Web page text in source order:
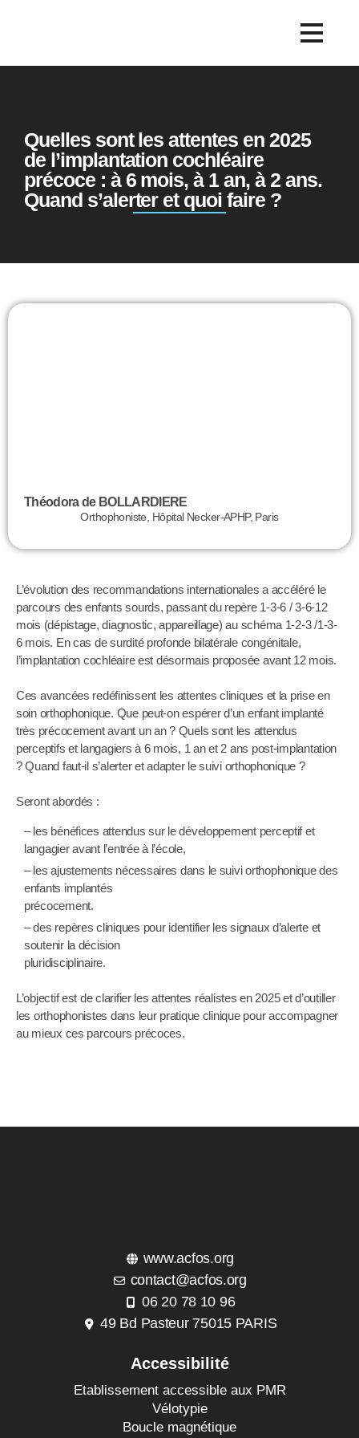
Quelles sont les attentes en 2025
de l’implantation cochléaire
précoce : à 6 mois, à 1 an, à 2 ans.
Quand s’alerter et quoi faire ?
Théodora de BOLLARDIERE
Orthophoniste, Hôpital Necker-APHP, Paris
L’évolution des recommandations internationales a accéléré le
parcours des enfants sourds, passant du repère 1-3-6 / 3-6-12
mois (dépistage, diagnostic, appareillage) au schéma 1-2-3 /1-3-
6 mois. En cas de surdité profonde bilatérale congénitale,
l’implantation cochléaire est désormais proposée avant 12 mois.
Ces avancées redéfinissent les attentes cliniques et la prise en
soin orthophonique. Que peut-on espérer d’un enfant implanté
très précocement avant un an ? Quels sont les attendus
perceptifs et langagiers à 6 mois, 1 an et 2 ans post-implantation
? Quand faut-il s’alerter et adapter le suivi orthophonique ?
Seront abordés :
– les bénéfices attendus sur le développement perceptif et
langagier avant l’entrée à l’école,
– les ajustements nécessaires dans le suivi orthophonique des
enfants implantés
précocement.
– des repères cliniques pour identifier les signaux d’alerte et
soutenir la décision
pluridisciplinaire.
L’objectif est de clarifier les attentes réalistes en 2025 et d’outiller
les orthophonistes dans leur pratique clinique pour accompagner
au mieux ces parcours précoces.
www.acfos.org
contact@acfos.org
06 20 78 10 96
49 Bd Pasteur 75015 PARIS
Accessibilité
Etablissement accessible aux PMR
Vélotypie
Boucle magnétique